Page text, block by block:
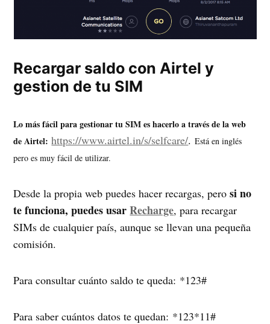
Recargar saldo con Airtel y
gestion de tu SIM
Lo más fácil para gestionar tu SIM es hacerlo a través de la web
de Airtel:https://www.airtel.in/s/selfcare/.Está en inglés
pero es muy fácil de utilizar.
Desde la propia web puedes hacer recargas, perosi no
te funciona, puedes usarRecharge, para recargar
SIMs de cualquier país, aunque se llevan una pequeña
comisión.
Para consultar cuánto saldo te queda: *123#
Para saber cuántos datos te quedan: *123*11#